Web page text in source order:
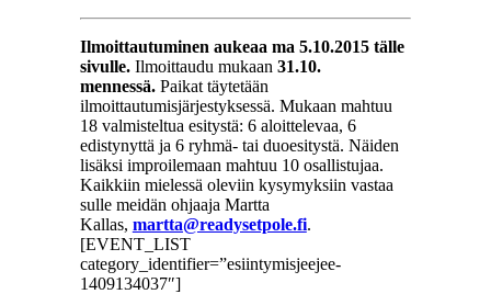
Ilmoittautuminen aukeaa ma 5.10.2015 tälle
sivulle. Ilmoittaudu mukaan 31.10.
mennessä.Paikat täytetään
ilmoittautumisjärjestyksessä. Mukaan mahtuu
18 valmisteltua esitystä: 6 aloittelevaa, 6
edistynyttä ja 6 ryhmä- tai duoesitystä. Näiden
lisäksi improilemaan mahtuu 10 osallistujaa.
Kaikkiin mielessä oleviin kysymyksiin vastaa
sulle meidän ohjaaja Martta
Kallas, martta@readysetpole.fi.
[EVENT_LIST
category_identifier=”esiintymisjeejee-
1409134037″]